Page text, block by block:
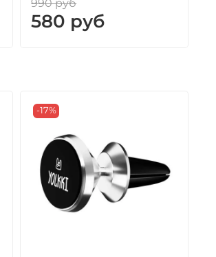
990 руб
580 руб
-17%